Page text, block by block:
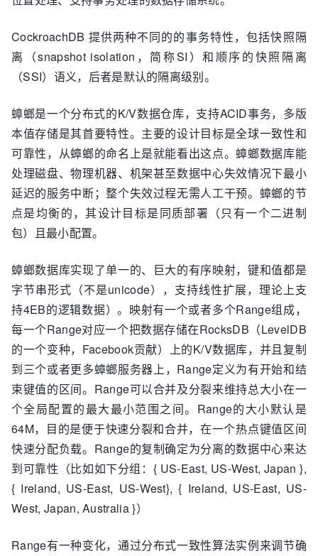
CockroachDB 提供两种不同的的事务特性，包括快照隔
离（snapshot isolation，简称SI）和顺序的快照隔离
（SSI）语义，后者是默认的隔离级别。
蟑螂是一个分布式的K/V数据仓库，支持ACID事务，多版
本值存储是其首要特性。主要的设计目标是全球一致性和
可靠性，从蟑螂的命名上是就能看出这点。蟑螂数据库能
处理磁盘、物理机器、机架甚至数据中心失效情况下最小
延迟的服务中断；整个失效过程无需人工干预。蟑螂的节
点是均衡的，其设计目标是同质部署（只有一个二进制
包）且最小配置。
蟑螂数据库实现了单一的、巨大的有序映射，键和值都是
字节串形式（不是unicode），支持线性扩展，理论上支
持4EB的逻辑数据）。映射有一个或者多个Range组成，
每一个Range对应一个把数据存储在RocksDB（LevelDB
的一个变种，Facebook贡献）上的K/V数据库，并且复制
到三个或者更多蟑螂服务器上，Range定义为有开始和结
束键值的区间。Range可以合并及分裂来维持总大小在一
个全局配置的最大最小范围之间。Range的大小默认是
64M，目的是便于快速分裂和合并，在一个热点键值区间
快速分配负载。Range的复制确定为分离的数据中心来达
到可靠性（比如如下分组：{ US-East, US-West, Japan },
{ Ireland, US-East, US-West}, { Ireland, US-East, US-
West, Japan, Australia }）
Range有一种变化，通过分布式一致性算法实例来调节确